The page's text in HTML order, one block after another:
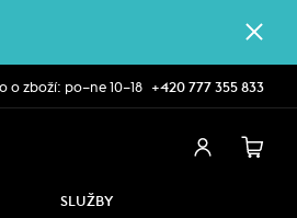
o zboží: po–ne 10–18 +420 777 355 833
SLUŽBY